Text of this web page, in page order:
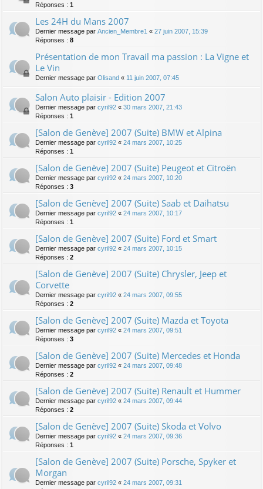
Réponses : 1
Les 24H du Mans 2007
Dernier message par Ancien_Membre1 « 27 juin 2007, 15:39
Réponses : 8
Présentation de mon Travail ma passion : La Vigne et
Le Vin
Dernier message par Olisand « 11 juin 2007, 07:45
Salon Auto plaisir - Edition 2007
Dernier message par cyril92 « 30 mars 2007, 21:43
Réponses : 1
[Salon de Genève] 2007 (Suite) BMW et Alpina
Dernier message par cyril92 « 24 mars 2007, 10:25
Réponses : 1
[Salon de Genève] 2007 (Suite) Peugeot et Citroën
Dernier message par cyril92 « 24 mars 2007, 10:20
Réponses : 3
[Salon de Genève] 2007 (Suite) Saab et Daihatsu
Dernier message par cyril92 « 24 mars 2007, 10:17
Réponses : 1
[Salon de Genève] 2007 (Suite) Ford et Smart
Dernier message par cyril92 « 24 mars 2007, 10:15
Réponses : 2
[Salon de Genève] 2007 (Suite) Chrysler, Jeep et
Corvette
Dernier message par cyril92 « 24 mars 2007, 09:55
Réponses : 2
[Salon de Genève] 2007 (Suite) Mazda et Toyota
Dernier message par cyril92 « 24 mars 2007, 09:51
Réponses : 3
[Salon de Genève] 2007 (Suite) Mercedes et Honda
Dernier message par cyril92 « 24 mars 2007, 09:48
Réponses : 2
[Salon de Genève] 2007 (Suite) Renault et Hummer
Dernier message par cyril92 « 24 mars 2007, 09:44
Réponses : 2
[Salon de Genève] 2007 (Suite) Skoda et Volvo
Dernier message par cyril92 « 24 mars 2007, 09:36
Réponses : 1
[Salon de Genève] 2007 (Suite) Porsche, Spyker et
Morgan
Dernier message par cyril92 « 24 mars 2007, 09:31